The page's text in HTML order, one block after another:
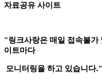
자료공유 사이트
"링크사랑은 매일 접속불가
이트마다
모니터링을 하고 있습니다."